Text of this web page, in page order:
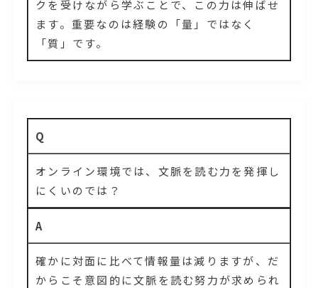
クを受けながら学ぶことで、この力は伸ばせ
ます。重要なのは経験の「量」ではなく
「質」です。
Q
オンライン環境では、文脈を読む力を発揮し
にくいのでは？
A
確かに対面に比べて情報量は減りますが、だ
からこそ意図的に文脈を読む努力が求められ